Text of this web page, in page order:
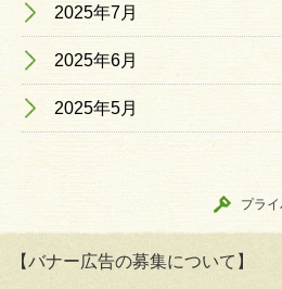
2025年7月
2025年6月
2025年5月
プラ
【バナー広告の募集について】